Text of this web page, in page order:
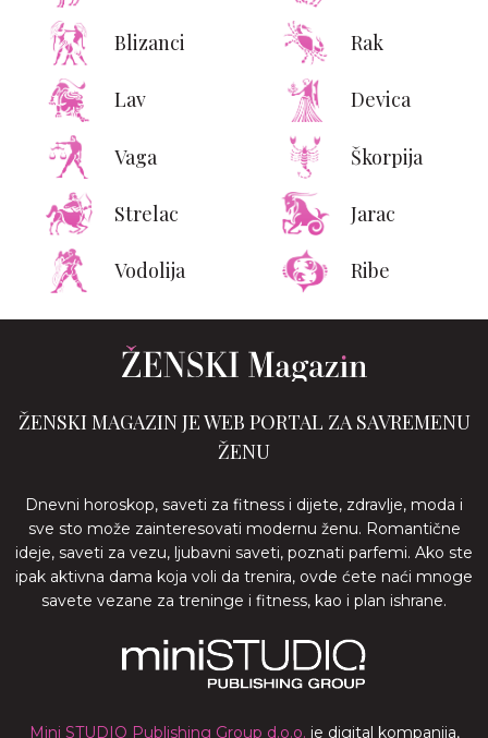
Blizanci Rak
Lav Devica
Vaga Škorpija
Strelac Jarac
Vodolija Ribe
ŽENSKI MAGAZIN JE WEB PORTAL ZA SAVREMENU
ŽENU
Dnevni horoskop, saveti za fitness i dijete, zdravlje, moda i
sve sto može zainteresovati modernu ženu. Romantične
ideje, saveti za vezu, ljubavni saveti, poznati parfemi. Ako ste
ipak aktivna dama koja voli da trenira, ovde ćete naći mnoge
savete vezane za treninge i fitness, kao i plan ishrane.
Mini STUDIO Publishing Group d.o.o. je digital kompanija,